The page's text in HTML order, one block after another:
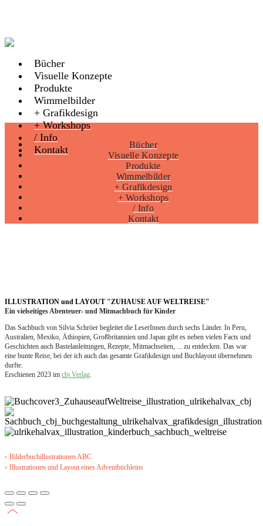
Bücher
Visuelle Konzepte
Produkte
Wimmelbilder
+ Grafikdesign
+ Workshops
/ Info
Kontakt
Bücher
Visuelle Konzepte
Produkte
Wimmelbilder
+ Grafikdesign
+ Workshops
/ Info
Kontakt
ILLUSTRATION und LAYOUT "ZUHAUSE AUF WELTREISE"
Ein vielseitiges Abenteuer- und Mitmachbuch für Kinder
Das Sachbuch von Silvia Schröer begleitet die LeserInnen durch sechs Länder. In Peru,
Australien, Mexiko, Äthiopien, Großbritannien und Japan gibt es neben vielen Facts und
Geschichten auch Bastelanleitungen, Rezepte, Mitmachseiten, ... zu entdecken. Das war
eine bunte Reise, bei der ich auch das gesamte Grafikdesign und Buchlayout übernehmen
durfte.
Erschienen 2023 im cbj Verlag
‹ Bilderbuchillustrationen ABC
›
Illustrationen und Layout eines Adventbüchleins